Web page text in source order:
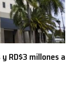
RD$3 millones a